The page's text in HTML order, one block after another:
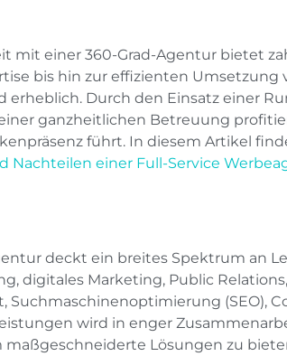
mit einer 360-Grad-Agentur bietet
bis hin zur effizienten Umsetzung
erheblich. Durch den Einsatz einer
ganzheitlichen Betreuung
führt. In diesem Artikel
Nachteilen einer Full-Service
deckt ein breites Spektrum an
digitales Marketing, Public
Suchmaschinenoptimierung (SEO),
wird in enger
Lösungen zu